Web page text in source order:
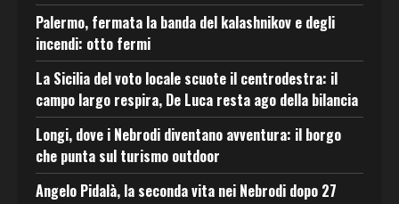
Palermo, fermata la banda del kalashnikov e degli
incendi: otto fermi
La Sicilia del voto locale scuote il centrodestra: il
campo largo respira, De Luca resta ago della bilancia
Longi, dove i Nebrodi diventano avventura: il borgo
che punta sul turismo outdoor
Angelo Pidalà, la seconda vita nei Nebrodi dopo 27